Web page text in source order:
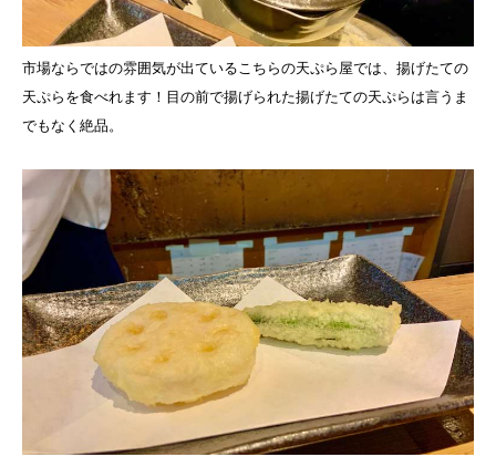
市場ならではの雰囲気が出ているこちらの天ぷら屋では、揚げたての
天ぷらを食べれます！目の前で揚げられた揚げたての天ぷらは言うま
でもなく絶品。